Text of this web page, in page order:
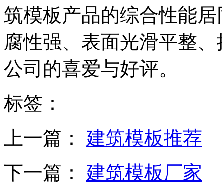
筑模板产品的综合性能
腐性强、表面光滑平整
公司的喜爱与好评。
标签：
上一篇： 建筑模板推荐
下一篇： 建筑模板厂家